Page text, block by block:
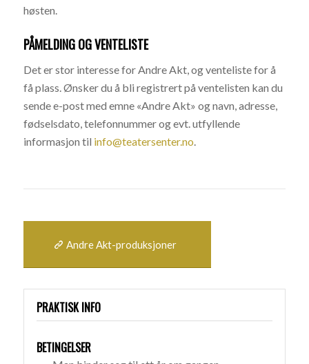
høsten.
PÅMELDING OG VENTELISTE
Det er stor interesse for Andre Akt, og venteliste for å
få plass. Ønsker du å bli registrert på ventelisten kan du
sende e-post med emne «Andre Akt» og navn, adresse,
fødselsdato, telefonnummer og evt. utfyllende
informasjon til info@teatersenter.no.
Andre Akt-produksjoner
PRAKTISK INFO
BETINGELSER